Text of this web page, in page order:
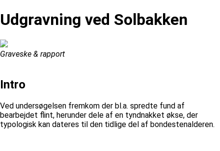
Udgravning ved Solbakken
Graveske & rapport
Intro
Ved undersøgelsen fremkom der bl.a. spredte fund af
bearbejdet flint, herunder dele af en tyndnakket økse, der
typologisk kan dateres til den tidlige del af bondestenalderen.